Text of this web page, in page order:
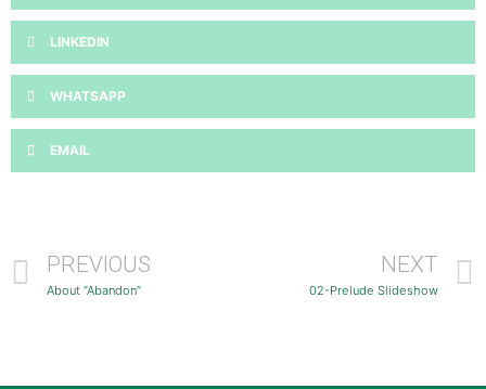
LINKEDIN
WHATSAPP
EMAIL
PREVIOUS
About “Abandon”
NEXT
02-Prelude Slideshow